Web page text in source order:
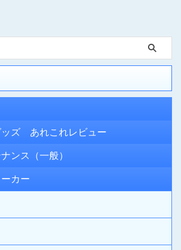
ッズ あれこれレビュー
ンス（一般）
カー